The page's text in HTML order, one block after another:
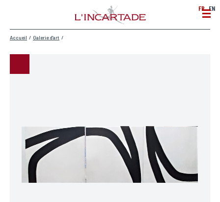
FR EN
Accueil / Galerie d'art /